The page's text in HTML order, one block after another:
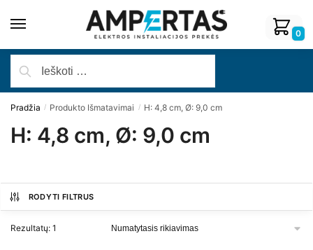
0
Pradžia / Produkto Išmatavimai / H: 4,8 cm, Ø: 9,0 cm
H: 4,8 cm, Ø: 9,0 cm
RODYTI FILTRUS
Rezultatų: 1